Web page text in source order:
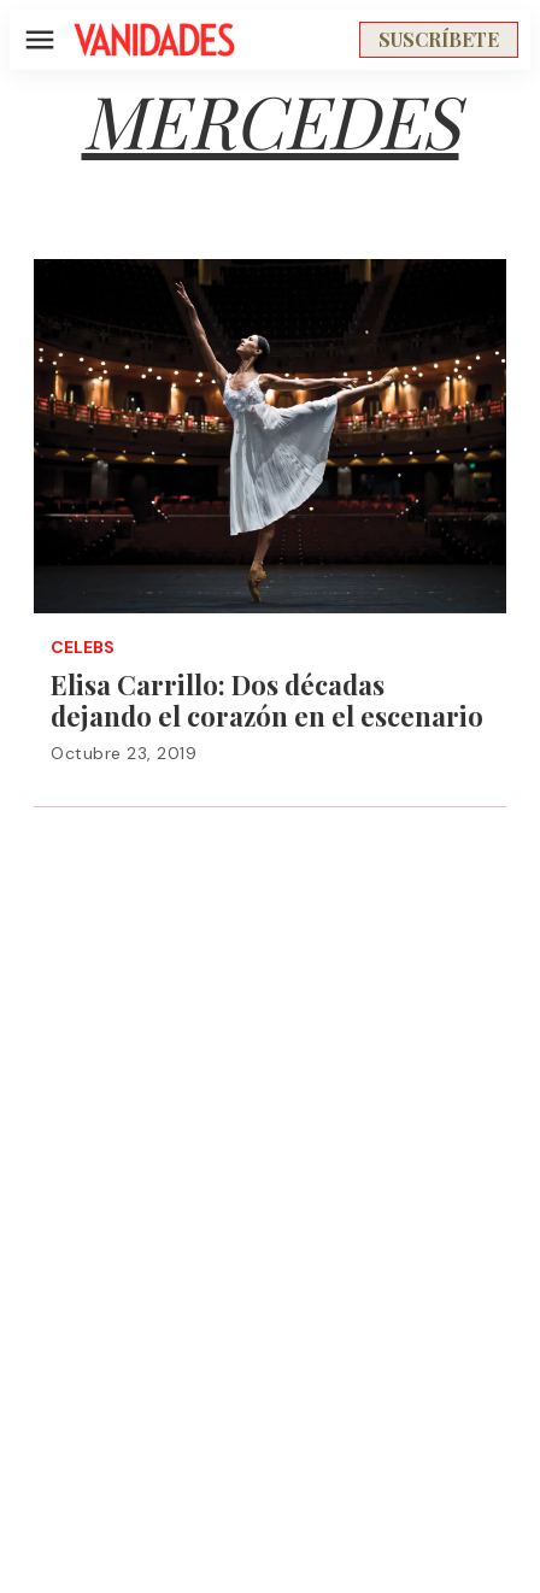
Menú SUSCRÍBETE
MERCEDES
CELEBS
Elisa Carrillo: Dos décadas
dejando el corazón en el escenario
Octubre 23, 2019